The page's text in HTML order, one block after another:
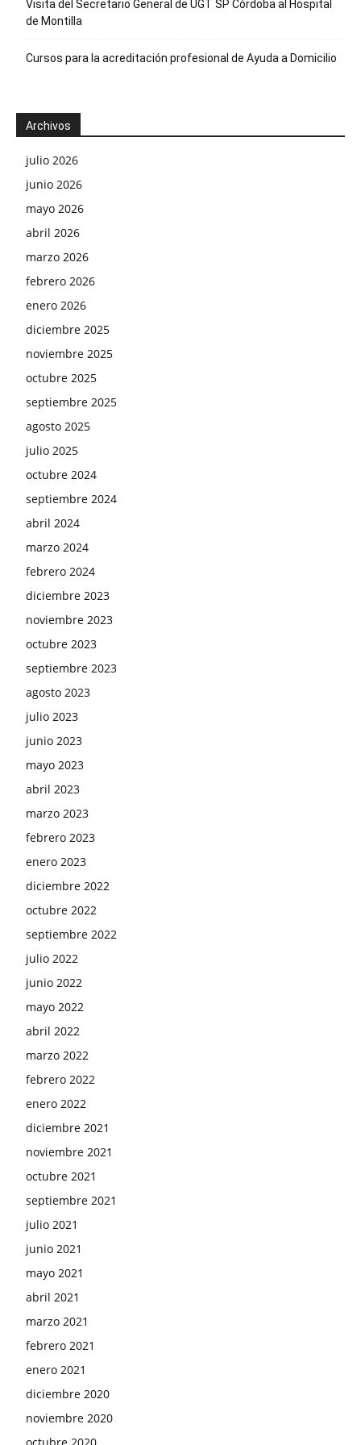
Visita del Secretario General de UGT SP Córdoba al Hospital
de Montilla
Cursos para la acreditación profesional de Ayuda a Domicilio
Archivos
julio 2026
junio 2026
mayo 2026
abril 2026
marzo 2026
febrero 2026
enero 2026
diciembre 2025
noviembre 2025
octubre 2025
septiembre 2025
agosto 2025
julio 2025
octubre 2024
septiembre 2024
abril 2024
marzo 2024
febrero 2024
diciembre 2023
noviembre 2023
octubre 2023
septiembre 2023
agosto 2023
julio 2023
junio 2023
mayo 2023
abril 2023
marzo 2023
febrero 2023
enero 2023
diciembre 2022
octubre 2022
septiembre 2022
julio 2022
junio 2022
mayo 2022
abril 2022
marzo 2022
febrero 2022
enero 2022
diciembre 2021
noviembre 2021
octubre 2021
septiembre 2021
julio 2021
junio 2021
mayo 2021
abril 2021
marzo 2021
febrero 2021
enero 2021
diciembre 2020
noviembre 2020